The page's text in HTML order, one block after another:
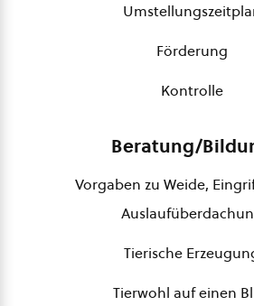
Förderung
Kontrolle
Beratung/
Vorgaben zu Weide,
Tierische
Tierwohl auf einen